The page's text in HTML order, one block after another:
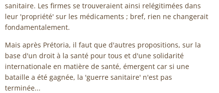
sanitaire. Les firmes se trouveraient ainsi relégitimées dans
leur 'propriété' sur les médicaments ; bref, rien ne changerait
fondamentalement.
Mais après Prétoria, il faut que d'autres propositions, sur la
base d'un droit à la santé pour tous et d'une solidarité
internationale en matière de santé, émergent car si une
bataille a été gagnée, la 'guerre sanitaire' n'est pas
terminée...